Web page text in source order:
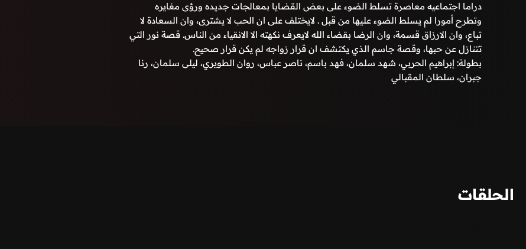
دراما اجتماعيه معاصرة تسلط الضوء على بعض القضايا بمعالجات جديده ورؤى مغايره
وتطرح أمورا لم يسلط الضوء عليها من قبل . لايختلف على ان الحب لا يشترى، وان السعادة لا
تباع، وان الارزاق قسمة، وان الرضا بقضاء الله لايعرف نكهته الا الانقياء من الناس. قصة نور التي
تتنازل عن حبها، وقصة جاسم الذي يكتشف ان قرار زواجه لم يكن قرار صحيح.
بطولة: إبراهيم الحربي، شهد سلمان، فهد باسم، ناصر عباس، روان الطويري، ليلى سلمان، رنا
جبران، سلطان المقبالي
الحلقات